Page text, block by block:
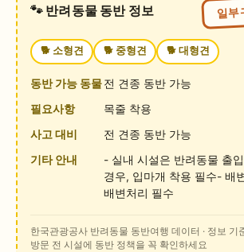
🐾 반려동물 동반 정보 일부
🐕 소형견 🐕 중형견 🐕 대형견
동반 가능 동물전 견종 동반 가능
필요사항
목줄 착용
사고 대비
전 견종 동반 가능
기타 안내
- 실내 시설은 반려동물 출
경우, 입마개 착용 필수- 배
배변처리 필수
한국관광공사 반려동물 동반여행 데이터 · 정보
방문 전 시설에 동반 정책을 꼭 확인하세요